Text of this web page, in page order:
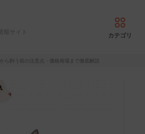
サイト
カテゴリ
ら飼う前の注意点・価格相場まで徹底解説